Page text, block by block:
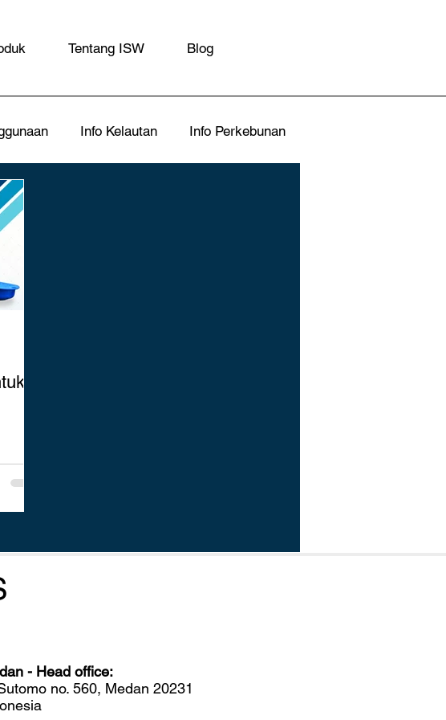
Tentang ISW Blog
Info Kelautan Info Perkebunan
- Head office:
no. 560, Medan 20231